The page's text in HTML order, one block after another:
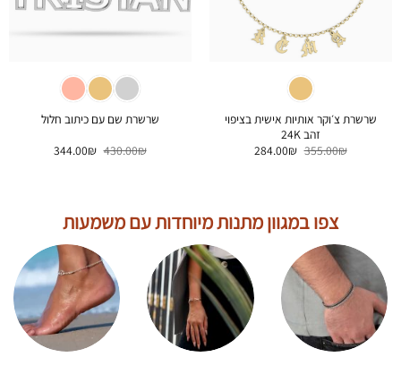
שרשרת צ׳וקר אותיות אישית בציפוי
זהב 24K
355.00₪ המחיר
המקורי
284.00₪ המחיר
שרשרת שם עם כיתוב חלול
430.00₪ המחיר
המקורי
344.00₪ המחיר
צפו במגוון מתנות מיוחדות עם משמעות